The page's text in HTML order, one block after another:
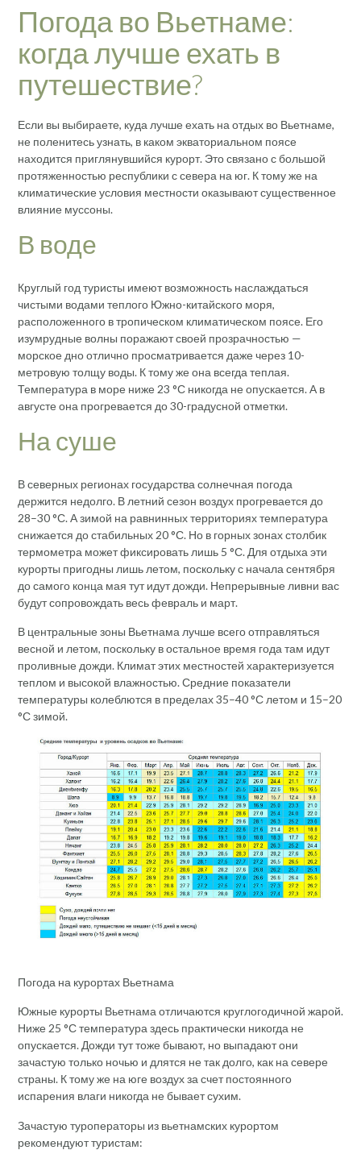
Погода во Вьетнаме:
когда лучше ехать в
путешествие?
Если вы выбираете, куда лучше ехать на отдых во Вьетнаме,
не поленитесь узнать, в каком экваториальном поясе
находится приглянувшийся курорт. Это связано с большой
протяженностью республики с севера на юг. К тому же на
климатические условия местности оказывают существенное
влияние муссоны.
В воде
Круглый год туристы имеют возможность наслаждаться
чистыми водами теплого Южно-китайского моря,
расположенного в тропическом климатическом поясе. Его
изумрудные волны поражают своей прозрачностью —
морское дно отлично просматривается даже через 10-
метровую толщу воды. К тому же она всегда теплая.
Температура в море ниже 23 °С никогда не опускается. А в
августе она прогревается до 30-градусной отметки.
На суше
В северных регионах государства солнечная погода
держится недолго. В летний сезон воздух прогревается до
28–30 °С. А зимой на равнинных территориях температура
снижается до стабильных 20 °С. Но в горных зонах столбик
термометра может фиксировать лишь 5 °С. Для отдыха эти
курорты пригодны лишь летом, поскольку с начала сентября
до самого конца мая тут идут дожди. Непрерывные ливни вас
будут сопровождать весь февраль и март.
В центральные зоны Вьетнама лучше всего отправляться
весной и летом, поскольку в остальное время года там идут
проливные дожди. Климат этих местностей характеризуется
теплом и высокой влажностью. Средние показатели
температуры колеблются в пределах 35–40 °С летом и 15–20
°С зимой.
Погода на курортах Вьетнама
Южные курорты Вьетнама отличаются круглогодичной жарой.
Ниже 25 °С температура здесь практически никогда не
опускается. Дожди тут тоже бывают, но выпадают они
зачастую только ночью и длятся не так долго, как на севере
страны. К тому же на юге воздух за счет постоянного
испарения влаги никогда не бывает сухим.
Зачастую туроператоры из вьетнамских курортом
рекомендуют туристам: